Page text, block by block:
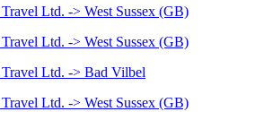
Ltd. -> West Sussex (GB)
Ltd. -> West Sussex (GB)
Ltd. -> Bad Vilbel
Ltd. -> West Sussex (GB)